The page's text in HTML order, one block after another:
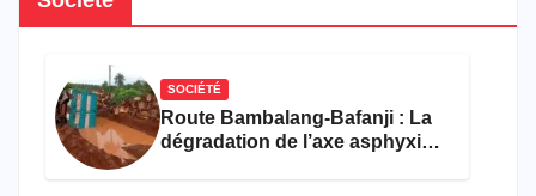
SOCIÉTÉ
Route Bambalang-Bafanji : La
dégradation de l’axe asphyxie